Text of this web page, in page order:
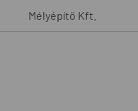
Mélyépítő Kft.